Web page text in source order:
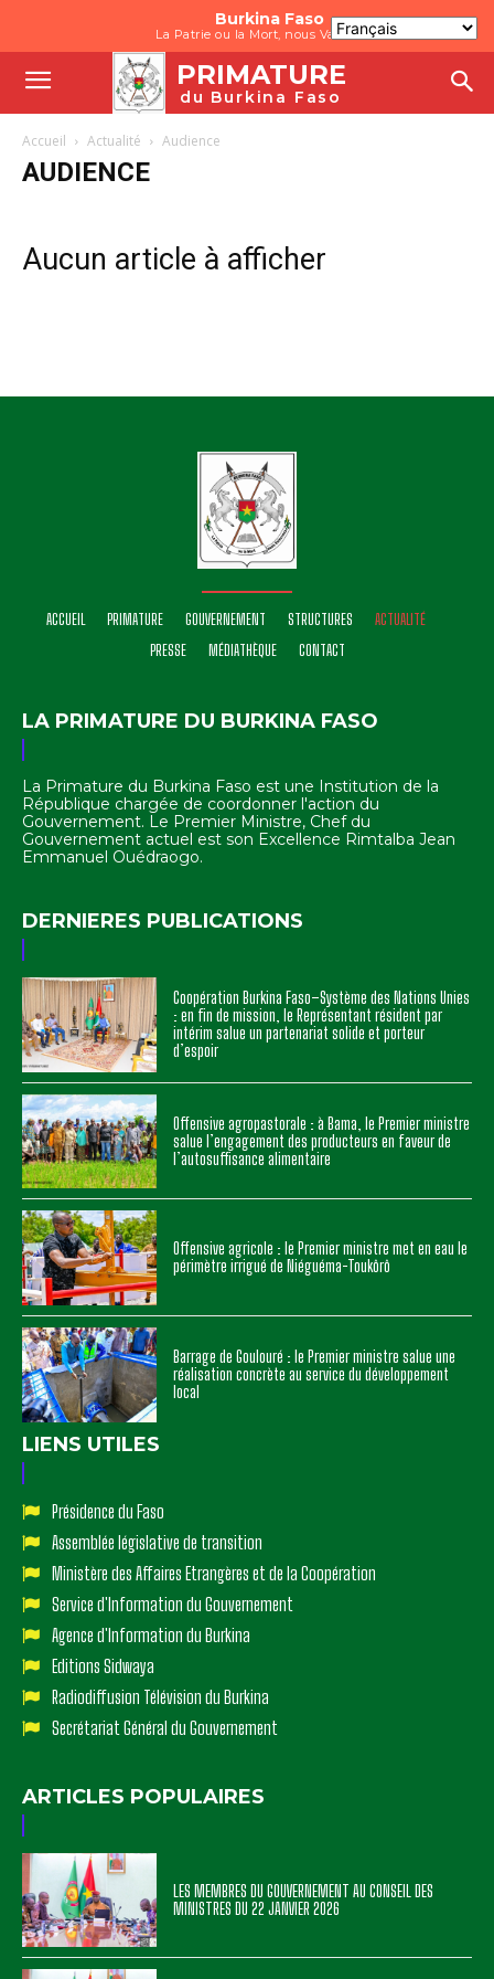
Burkina Faso
La Patrie ou la Mort, nous Vaincrons
PRIMATURE
du Burkina Faso
Accueil Actualité Audience
AUDIENCE
Aucun article à afficher
ACCUEIL PRIMATURE GOUVERNEMENT STRUCTURES
ACTUALITÉ
PRESSE
MÉDIATHÈQUE CONTACT
LA PRIMATURE DU BURKINA FASO
La Primature du Burkina Faso est une Institution de la
République chargée de coordonner l'action du
Gouvernement. Le Premier Ministre, Chef du
Gouvernement actuel est son Excellence Rimtalba Jean
Emmanuel Ouédraogo.
DERNIERES PUBLICATIONS
Coopération Burkina Faso–Système des Nations Unies
: en fin de mission, le Représentant résident par
intérim salue un partenariat solide et porteur
d’espoir
Offensive agropastorale : à Bama, le Premier ministre
salue l’engagement des producteurs en faveur de
l’autosuffisance alimentaire
Offensive agricole : le Premier ministre met en eau le
périmètre irrigué de Niéguéma-Toukôrô
Barrage de Goulouré : le Premier ministre salue une
réalisation concrète au service du développement
local
LIENS UTILES
Présidence du Faso
Assemblée législative de transition
Ministère des Affaires Etrangères et de la Coopération
Service d'Information du Gouvernement
Agence d'Information du Burkina
Editions Sidwaya
Radiodiffusion Télévision du Burkina
Secrétariat Général du Gouvernement
ARTICLES POPULAIRES
LES MEMBRES DU GOUVERNEMENT AU CONSEIL DES
MINISTRES DU 22 JANVIER 2026